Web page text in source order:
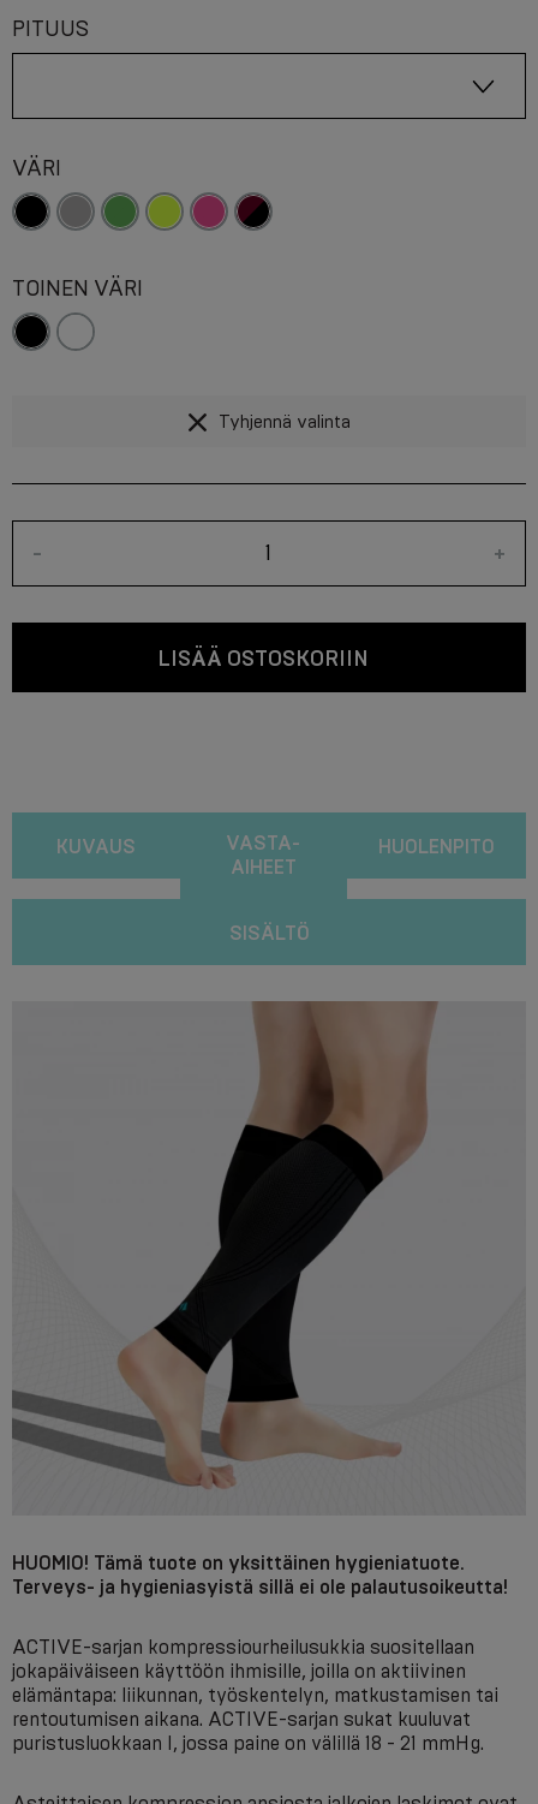
PITUUS
VÄRI
TOINEN VÄRI
Tyhjennä valinta
- +
LISÄÄ OSTOSKORIIN
KUVAUS
VASTA-
AIHEET
HUOLENPITO
SISÄLTÖ
HUOMIO! Tämä tuote on yksittäinen hygieniatuote.
Terveys- ja hygieniasyistä sillä ei ole palautusoikeutta!
ACTIVE-sarjan kompressiourheilusukkia suositellaan
jokapäiväiseen käyttöön ihmisille, joilla on aktiivinen
elämäntapa: liikunnan, työskentelyn, matkustamisen tai
rentoutumisen aikana. ACTIVE-sarjan sukat kuuluvat
puristusluokkaan I, jossa paine on välillä 18 - 21 mmHg.